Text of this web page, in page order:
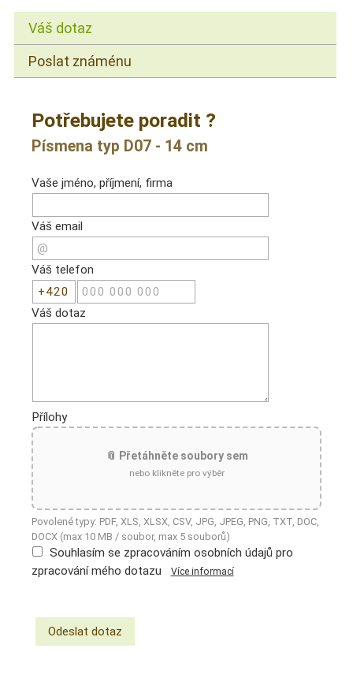
Váš dotaz
Poslat známénu
Potřebujete poradit ?
Písmena typ D07 - 14 cm
Vaše jméno, příjmení, firma
Váš email
Váš telefon
Váš dotaz
Přílohy
📎 Přetáhněte soubory sem
nebo klikněte pro výběr
Povolené typy: PDF, XLS, XLSX, CSV, JPG, JPEG, PNG, TXT, DOC,
DOCX (max 10 MB / soubor, max 5 souborů)
Souhlasím se zpracováním osobních údajů pro
zpracování mého dotazu
Více informací